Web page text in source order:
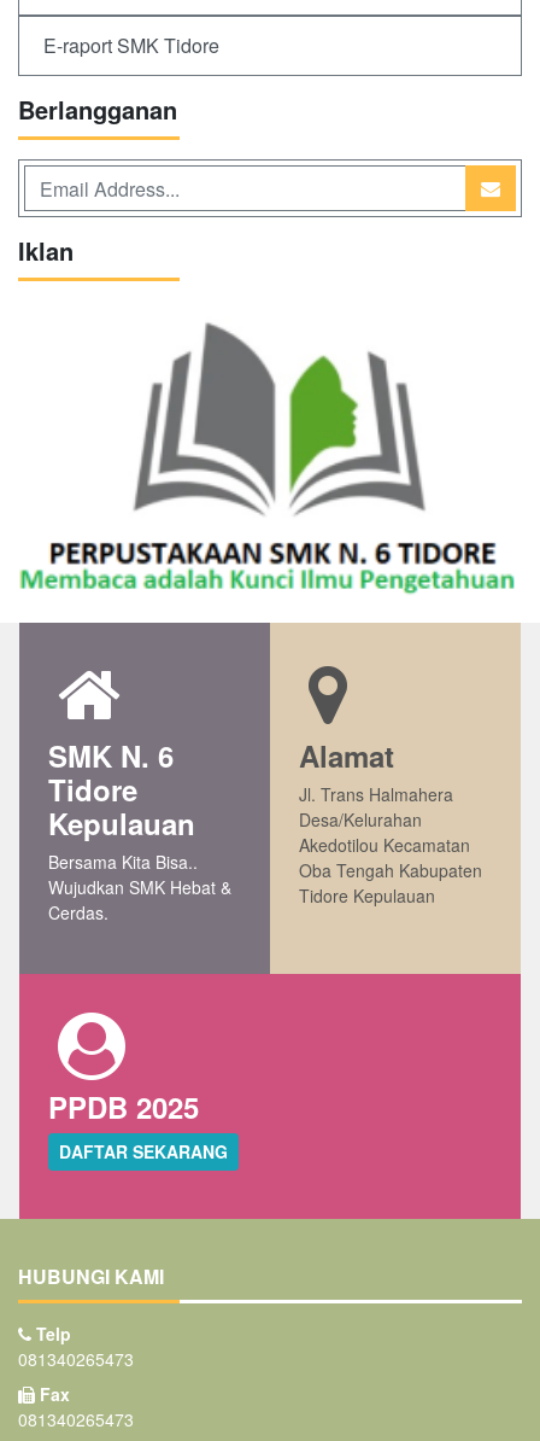
E-raport SMK Tidore
Berlangganan
Iklan
SMK N. 6
Tidore
Kepulauan
Bersama Kita Bisa..
Wujudkan SMK Hebat &
Cerdas.
Alamat
Jl. Trans Halmahera
Desa/Kelurahan
Akedotilou Kecamatan
Oba Tengah Kabupaten
Tidore Kepulauan
PPDB 2025
DAFTAR SEKARANG
HUBUNGI KAMI
Telp
081340265473
Fax
081340265473